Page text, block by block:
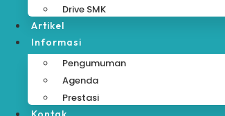
Drive SMK
Artikel
Informasi
Pengumuman
Agenda
Prestasi